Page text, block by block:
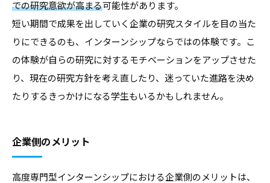
での研究意欲が高まる可能性があります。
短い期間で成果を出していく企業の研究スタイルを目の当た
りにできるのも、インターンシップならではの体験です。こ
の体験が自らの研究に対するモチベーションをアップさせた
り、現在の研究方針を考え直したり、迷っていた進路を決め
たりするきっかけになる学生もいるかもしれません。
企業側のメリット
高度専門型インターンシップにおける企業側のメリットは、